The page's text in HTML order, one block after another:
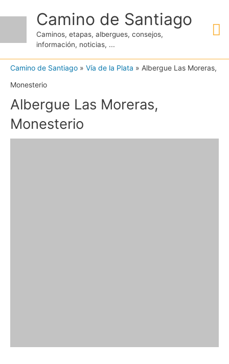
contenido
Camino de Santiago
Caminos, etapas, albergues, consejos,
información, noticias, ...
Camino de Santiago » Vía de la Plata » Albergue Las Moreras,
Monesterio
Albergue Las Moreras,
Monesterio